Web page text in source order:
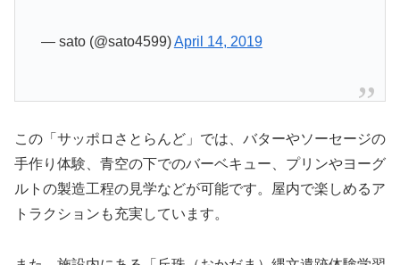
— sato (@sato4599)April 14, 2019
この「サッポロさとらんど」では、バターやソーセージの
手作り体験、青空の下でのバーベキュー、プリンやヨーグ
ルトの製造工程の見学などが可能です。屋内で楽しめるア
トラクションも充実しています。